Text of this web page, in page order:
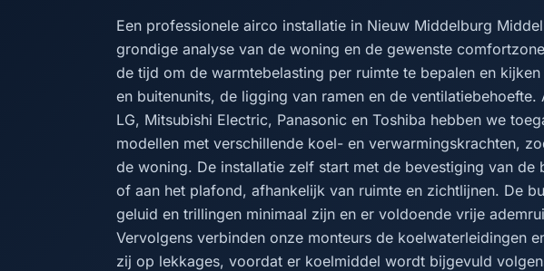
Een professionele airco installatie in Nieuw Middelburg
grondige analyse van de woning en de gewenste
de tijd om de warmtebelasting per ruimte te bepalen en
en buitenunits, de ligging van ramen en de
LG, Mitsubishi Electric, Panasonic en Toshiba hebben we
modellen met verschillende koel- en verwarmingskrachten,
de woning. De installatie zelf start met de bevestiging van de
of aan het plafond, afhankelijk van ruimte en zichtlijnen. De
geluid en trillingen minimaal zijn en er voldoende vrije
Vervolgens verbinden onze monteurs de koelwaterleidingen
zij op lekkages, voordat er koelmiddel wordt bijgevuld